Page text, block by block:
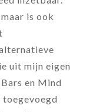
is ook
uit mijn eigen
en Mind
toegevoegd